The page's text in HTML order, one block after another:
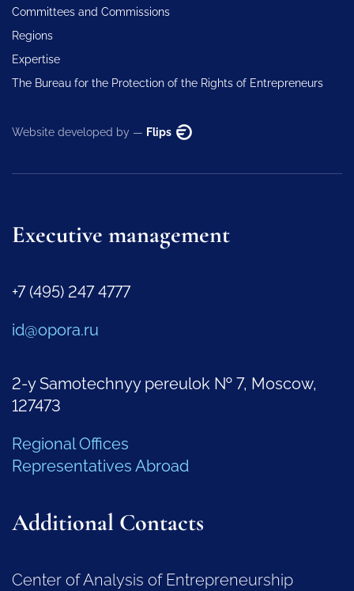
Committees and Commissions
Regions
Expertise
The Bureau for the Protection of the Rights of Entrepreneurs
Website developed by — Flips
Executive management
+7 (495) 247 4777
id@opora.ru
2-y Samotechnyy pereulok № 7, Moscow,
127473
Regional Offices
Representatives Abroad
Additional Contacts
Center of Analysis of Entrepreneurship